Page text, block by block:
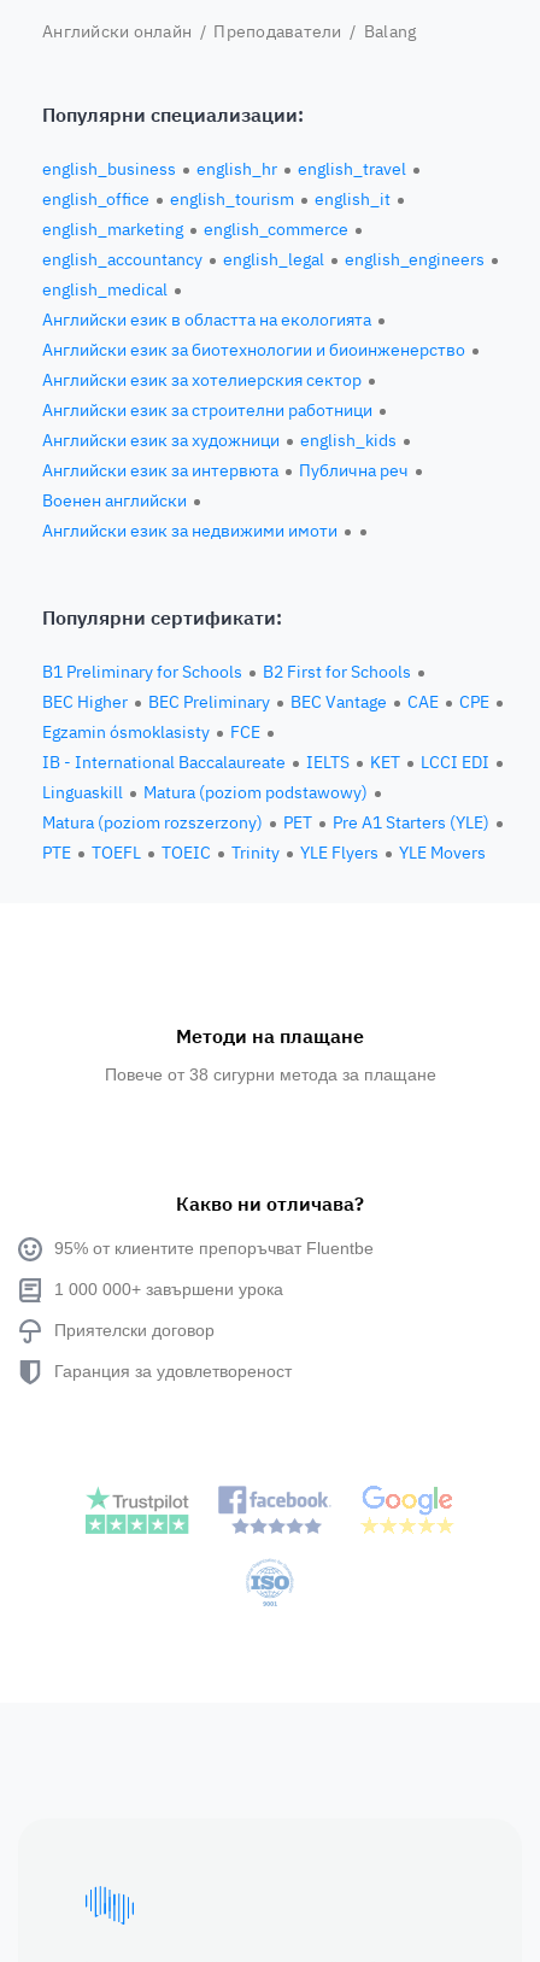
Английски онлайн / Преподаватели / Balang
Популярни специализации:
english_business english_hr
english_travel
english_office
english_tourism
english_it
english_marketing
english_commerce
english_accountancy
english_legal
english_engineers
english_medical
Английски език в областта на екологията
Английски език за биотехнологии и биоинженерство
Английски език за хотелиерския сектор
Английски език за строителни работници
Английски език за художници
english_kids
Английски език за интервюта
Публична реч
Военен английски
Английски език за недвижими имоти
Популярни сертификати:
B1 Preliminary for Schools
B2 First for Schools
BEC Higher
BEC Preliminary BEC Vantage CAE
CPE
Egzamin ósmoklasisty
FCE
IB - International Baccalaureate
IELTS KET
LCCI EDI
Linguaskill
Matura (poziom podstawowy)
Matura (poziom rozszerzony)
PET
Pre A1 Starters (YLE)
PTE
TOEFL TOEIC Trinity YLE Flyers YLE Movers
Методи на плащане
Повече от 38 сигурни метода за плащане
Какво ни отличава?
95% от клиентите препоръчват Fluentbe
1 000 000+ завършени урока
Приятелски договор
Гаранция за удовлетвореност